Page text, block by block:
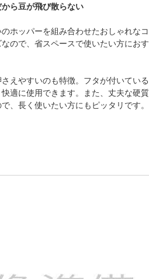
ら豆が飛び散らない
ホッパーを組み合わせたおしゃれなコ
ので、省スペースで使いたい方におす
えやすいのも特徴。フタが付いている
適に使用できます。また、丈夫な硬質
、長く使いたい方にもピッタリです。